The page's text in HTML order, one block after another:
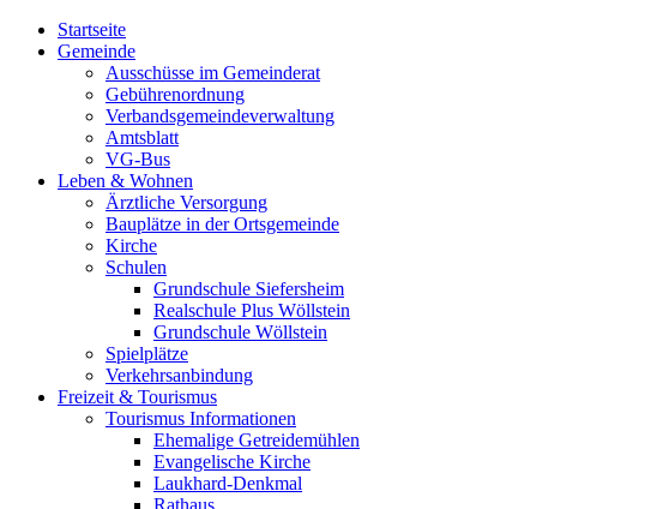
Startseite
Gemeinde
Ausschüsse im Gemeinderat
Gebührenordnung
Verbandsgemeindeverwaltung
Amtsblatt
VG-Bus
Leben & Wohnen
Ärztliche Versorgung
Bauplätze in der Ortsgemeinde
Kirche
Schulen
Grundschule Siefersheim
Realschule Plus Wöllstein
Grundschule Wöllstein
Spielplätze
Verkehrsanbindung
Freizeit & Tourismus
Tourismus Informationen
Ehemalige Getreidemühlen
Evangelische Kirche
Laukhard-Denkmal
Rathaus